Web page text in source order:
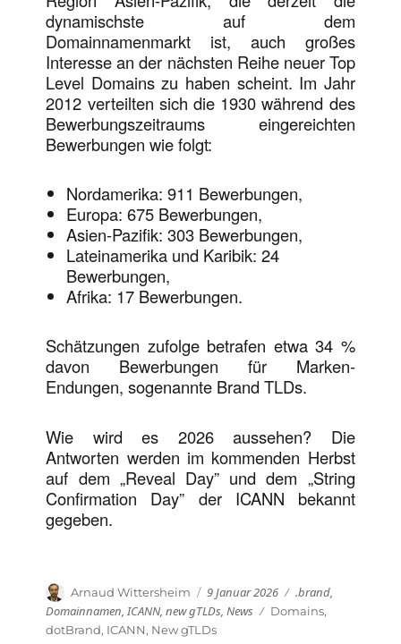
dynamischste auf dem
Domainnamenmarkt ist, auch großes
Interesse an der nächsten Reihe neuer Top
Level Domains zu haben scheint. Im Jahr
2012 verteilten sich die 1930 während des
Bewerbungszeitraums eingereichten
Bewerbungen wie folgt:
Nordamerika: 911 Bewerbungen,
Europa: 675 Bewerbungen,
Asien-Pazifik: 303 Bewerbungen,
Lateinamerika und Karibik: 24
Bewerbungen,
Afrika: 17 Bewerbungen.
Schätzungen zufolge betrafen etwa 34 %
davon Bewerbungen für Marken-
Endungen, sogenannte Brand TLDs.
Wie wird es 2026 aussehen? Die
Antworten werden im kommenden Herbst
auf dem „Reveal Day” und dem „String
Confirmation Day” der ICANN bekannt
gegeben.
Autor
Arnaud Wittersheim Veröffentlicht
am
9 Januar 2026 Kategorien
.brand,
Domainnamen,ICANN,new gTLDs,News Schlagwörter
Domains,
dotBrand, ICANN, New gTLDs